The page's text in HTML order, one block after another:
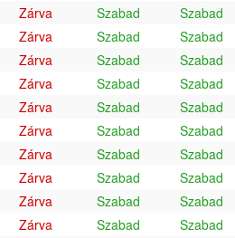
Zárva Szabad
Szabad
Zárva Szabad
Szabad
Zárva Szabad
Szabad
Zárva Szabad
Szabad
Zárva Szabad
Szabad
Zárva Szabad
Szabad
Zárva Szabad
Szabad
Zárva Szabad
Szabad
Zárva Szabad
Szabad
Zárva Szabad
Szabad